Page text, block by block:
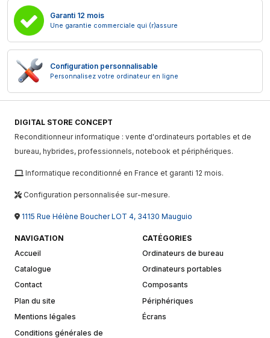
Garanti 12 mois
Une garantie commerciale qui (r)assure
Configuration personnalisable
Personnalisez votre ordinateur en ligne
DIGITAL STORE CONCEPT
Reconditionneur informatique : vente d'ordinateurs portables et de
bureau, hybrides, professionnels, notebook et périphériques.
Informatique reconditionné en France et garanti 12 mois.
Configuration personnalisée sur-mesure.
1115 Rue Hélène Boucher LOT 4, 34130 Mauguio
NAVIGATION
Accueil
Catalogue
Contact
Plan du site
Mentions légales
Conditions générales de
CATÉGORIES
Ordinateurs de bureau
Ordinateurs portables
Composants
Périphériques
Écrans